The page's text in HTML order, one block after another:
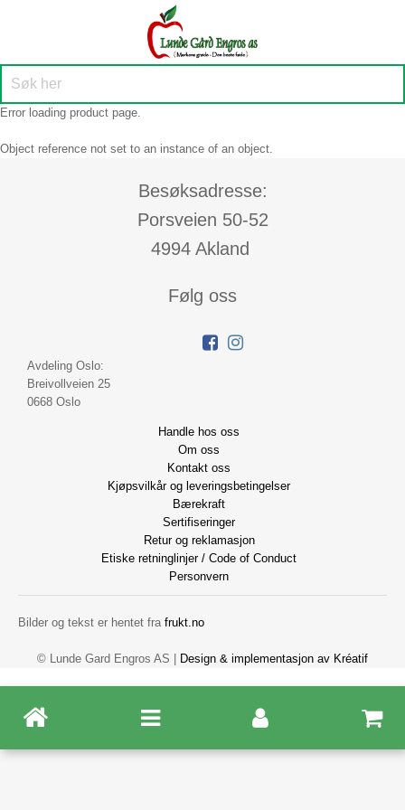
Error loading product page.
Object reference not set to an instance of an object.
Besøksadresse:
Porsveien 50-52
4994 Akland
Følg oss
Avdeling Oslo:
Breivollveien 25
0668 Oslo
Handle hos oss
Om oss
Kontakt oss
Kjøpsvilkår og leveringsbetingelser
Bærekraft
Sertifiseringer
Retur og reklamasjon
Etiske retninglinjer / Code of Conduct
Personvern
Bilder og tekst er hentet fra frukt.no
© Lunde Gard Engros AS | Design & implementasjon av Kréatif